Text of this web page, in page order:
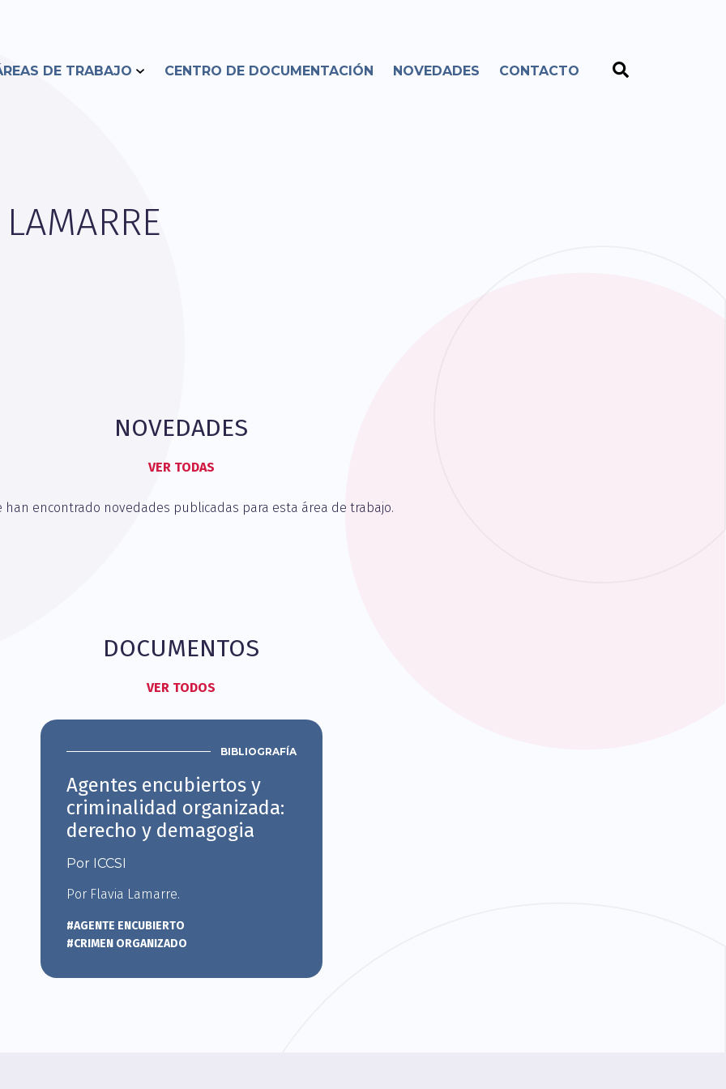
DE TRABAJO CENTRO DE DOCUMENTACIÓN NOVEDADES CONTACTO
NOVEDADES
VER TODAS
han encontrado novedades publicadas para esta área de trabajo.
DOCUMENTOS
VER TODOS
BIBLIOGRAFÍA
Agentes encubiertos y
criminalidad organizada:
derecho y demagogia
Por ICCSI
Por Flavia Lamarre.
#AGENTE ENCUBIERTO
#CRIMEN ORGANIZADO